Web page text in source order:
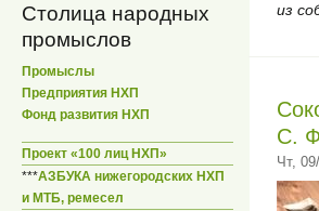
Столица народных
промыслов
Промыслы
Предприятия НХП
Фонд развития НХП
Проект «100 лиц НХП»
***АЗБУКА нижегородских НХП
и МТБ, ремесел
из
С.
Чт,